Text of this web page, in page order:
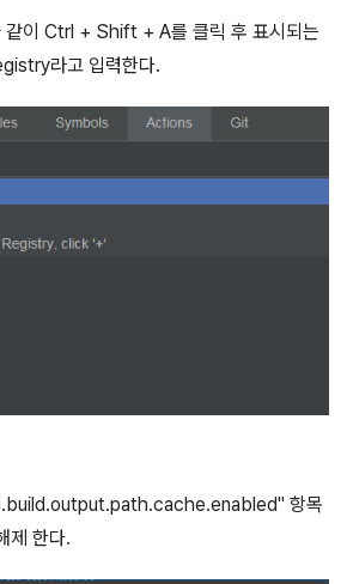
같이 Ctrl + Shift + A를 클릭 후 표시되는
라고 입력한다.
항목
제 한다.